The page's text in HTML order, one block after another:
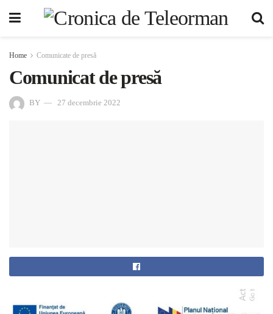
Home Comunicate de presă
Comunicat de presă
BY 27 decembrie 2022